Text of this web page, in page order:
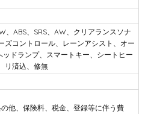
、ABS、SRS、AW、クリアランスソナ
ズコントロール、レーンアシスト、オー
ッドランプ、スマートキー、シートヒー
リ済込、修無
他、保険料、税金、登録等に伴う費